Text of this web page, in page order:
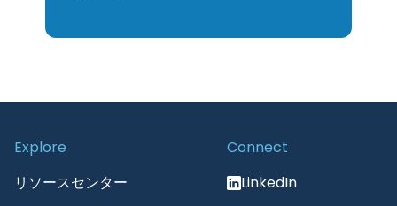
Explore
リソースセンター
Connect
LinkedIn